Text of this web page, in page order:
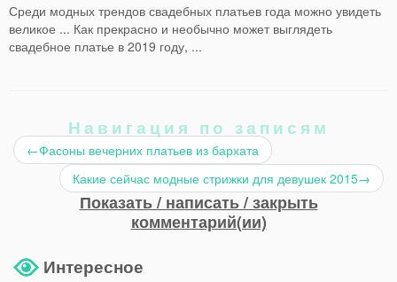
Среди модных трендов свадебных платьев года можно увидеть
великое ... Как прекрасно и необычно может выглядеть
свадебное платье в 2019 году, ...
Навигация по записям
←Фасоны вечерних платьев из бархата
Какие сейчас модные стрижки для девушек 2015→
Показать / написать / закрыть
комментарий(ии)
Интересное